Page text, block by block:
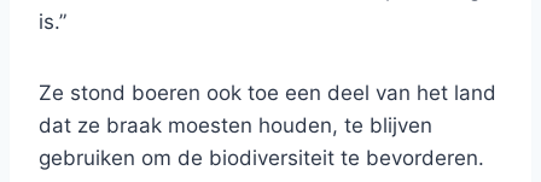
is.”
Ze stond boeren ook toe een deel van het land
dat ze braak moesten houden, te blijven
gebruiken om de biodiversiteit te bevorderen.